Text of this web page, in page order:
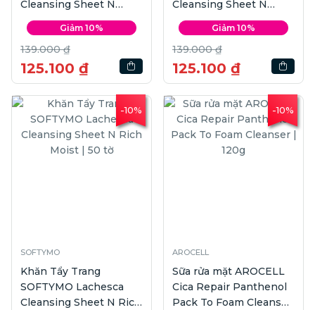
Cleansing Sheet N
Clear | 50 tờ
Giảm 10%
139.000 ₫
125.100 ₫
Cleansing Sheet N
Moist | 50 tờ
Giảm 10%
139.000 ₫
125.100 ₫
-10%
SOFTYMO
Khăn Tẩy Trang
SOFTYMO Lachesca
Cleansing Sheet N Rich
-10%
AROCELL
Sữa rửa mặt AROCELL
Cica Repair Panthenol
Pack To Foam Cleanser